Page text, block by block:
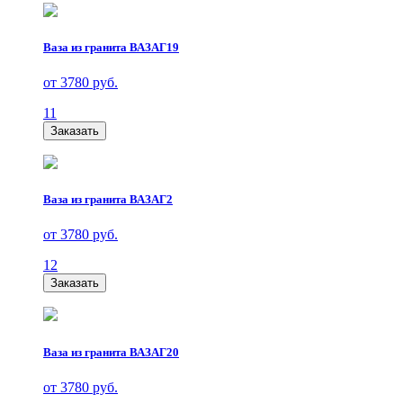
Ваза из гранита ВАЗАГ19
от 3780 руб.
11
Заказать
Ваза из гранита ВАЗАГ2
от 3780 руб.
12
Заказать
Ваза из гранита ВАЗАГ20
от 3780 руб.